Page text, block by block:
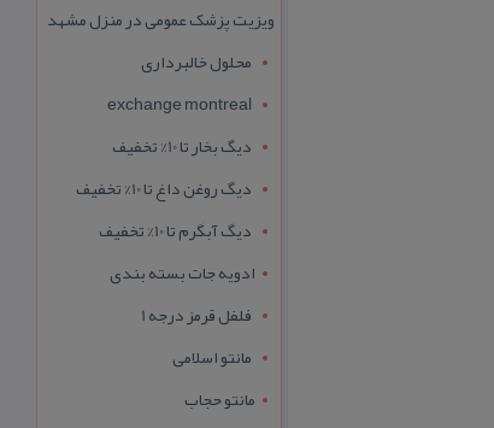
ویزیت پزشک عمومی در منزل مشهد
محلول خالبرداری
exchange montreal
دیگ بخار تا 10% تخفیف
دیگ روغن داغ تا 10% تخفیف
دیگ آبگرم تا 10% تخفیف
ادویه جات بسته بندی
فلفل قرمز درجه 1
مانتو اسلامی
مانتو حجاب